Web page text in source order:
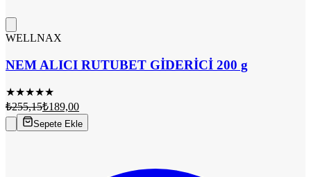
WELLNAX
NEM ALICI RUTUBET GİDERİCİ 200 g
★★★★★
₺255,15₺189,00
Sepete Ekle